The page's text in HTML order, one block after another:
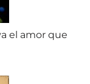
el amor que